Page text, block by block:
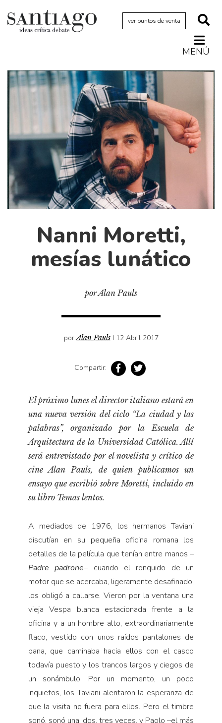
ver puntos de venta
MENÚ
Actualidad
Archivo Cenfoto-UDP
Arquetipos de situación
Ciencia
Cine y televisión
Ciudad
Cómics
Críticas
Diccionario portátil de la literatura chilena
Documentos
Historia material de los libros
Medioambiente
Narrativas visuales
Pensamiento
Pensamiento ilustrado
Personaje
Personajes secundarios
Política
Turismo accidental
Vidas paralelas
Voces y lecturas
Nanni Moretti,
mesías lunático
por Alan Pauls
porAlan Pauls I 12 Abril 2017
Compartir:
El próximo lunes el director italiano estará en
una nueva versión del ciclo “La ciudad y las
palabras”, organizado por la Escuela de
Arquitectura de la Universidad Católica. Allí
será entrevistado por el novelista y crítico de
cine Alan Pauls, de quien publicamos un
ensayo que escribió sobre Moretti, incluido en
su libro Temas lentos.
A mediados de 1976, los hermanos Taviani
discutían en su pequeña oficina romana los
detalles de la película que tenían entre manos –
Padre padrone– cuando el ronquido de un
motor que se acercaba, ligeramente desafinado,
los obligó a callarse. Vieron por la ventana una
vieja Vespa blanca estacionada frente a la
oficina y a un hombre alto, extraordinariamente
flaco, vestido con unos raídos pantalones de
pana, que caminaba hacia ellos con el casco
todavía puesto y los trancos largos y ciegos de
un sonámbulo. Por un momento, un poco
inquietos, los Taviani alentaron la esperanza de
que la visita no fuera para ellos. Pero el timbre
sonó, sonó una, dos, tres veces, y Paolo –el más